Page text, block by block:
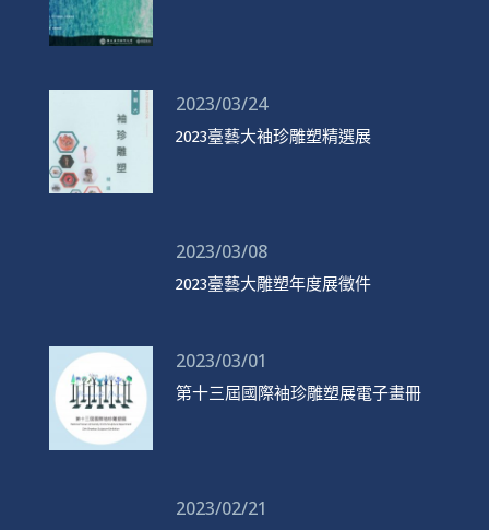
2023/03/24
2023臺藝大袖珍雕塑精選展
2023/03/08
2023臺藝大雕塑年度展徵件
2023/03/01
第十三屆國際袖珍雕塑展電子畫冊
2023/02/21